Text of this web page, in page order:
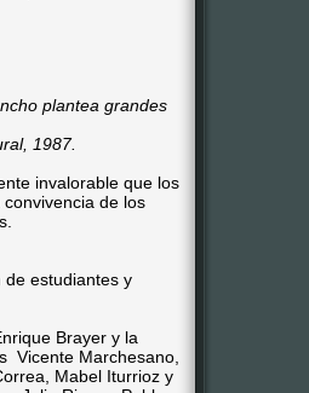
plantea grandes
1987.
invalorable que los
de los
de estudiantes y
Brayer y la
Vicente Marchesano,
Mabel Iturrioz y